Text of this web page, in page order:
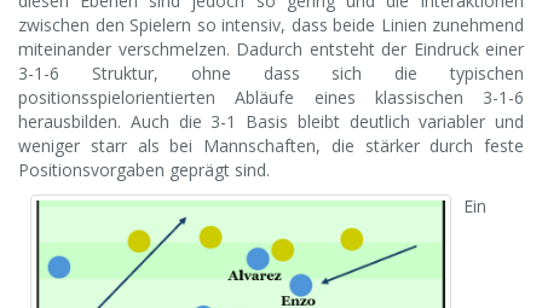
zwischen den Spielern so intensiv, dass beide Linien zunehmend
miteinander verschmelzen. Dadurch entsteht der Eindruck einer
3-1-6 Struktur, ohne dass sich die typischen
positionsspielorientierten Abläufe eines klassischen 3-1-6
herausbilden. Auch die 3-1 Basis bleibt deutlich variabler und
weniger starr als bei Mannschaften, die stärker durch feste
Positionsvorgaben geprägt sind.
Ein